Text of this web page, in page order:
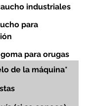
industriales
para
para orugas